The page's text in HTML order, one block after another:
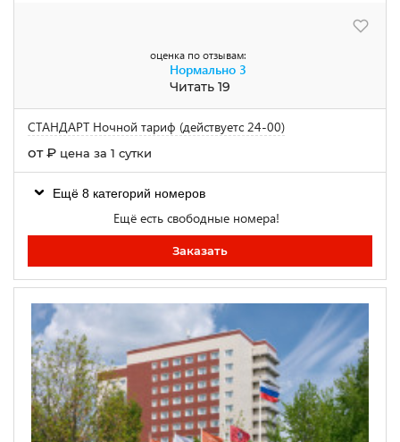
оценка по отзывам:
Нормально 3
Читать 19
СТАНДАРТ Ночной тариф (действуетс 24-00)
от₽ цена за 1 сутки
Ещё 8 категорий номеров
Ещё есть свободные номера!
Заказать